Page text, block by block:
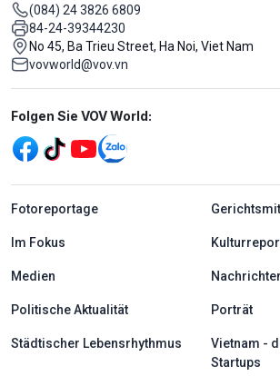
(084) 24 3826 6809
84-24-39344230
No 45, Ba Trieu Street, Ha Noi, Viet Nam
vovworld@vov.vn
Mạng xã hội
Folgen Sie VOV World:
menu footer tiếng Đức
Fotoreportage
Im Fokus
Medien
Politische Aktualität Porträt
Städtischer Lebensrhythmus
Vietnam -
Startups